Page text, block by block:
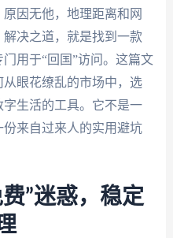
因无他，地理距离和网
决之道，就是找到一款
门用于“回国”访问。这篇文
眼花缭乱的市场中，选
生活的工具。它不是一
来自过来人的实用避坑
”迷惑，稳定